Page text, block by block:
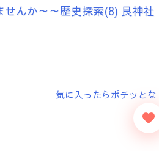
んか～～歴史探索(8) 艮神社